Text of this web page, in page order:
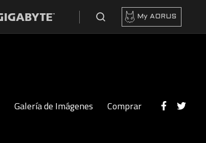
My AORUS
Galería de Imágenes Comprar